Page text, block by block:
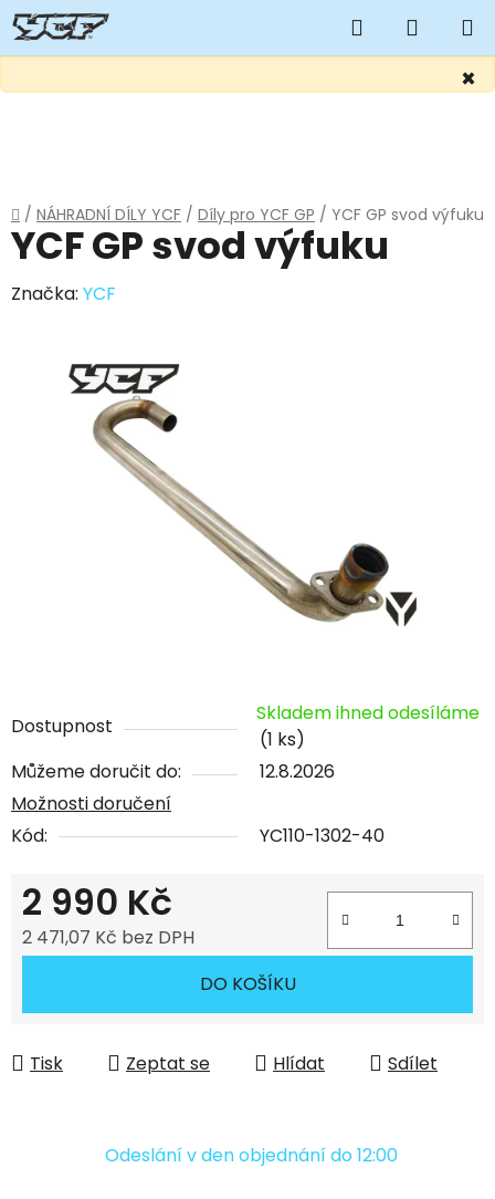
×
Hledat
KOŠÍK
Domů
/ NÁHRADNÍ DÍLY YCF / Díly pro YCF GP / YCF GP svod výfuku
Dostupnost
Skladem ihned odesíláme
(1 ks)
Můžeme doručit do:
12.8.2026
Možnosti doručení
Kód:
YC110-1302-40
2 990 Kč
2 471,07 Kč bez DPH
DO KOŠÍKU
Tisk Zeptat se Hlídat Sdílet
YCF GP svod výfuku
Značka: YCF
Odeslání v den objednání do 12:00